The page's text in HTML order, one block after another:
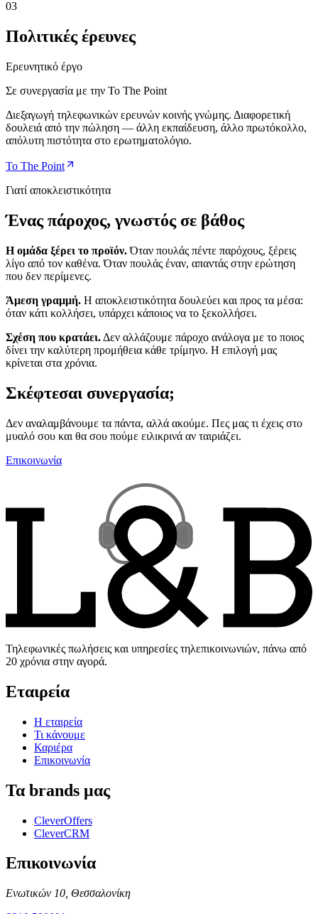
03
Πολιτικές έρευνες
Ερευνητικό έργο
Σε συνεργασία με την To The Point
Διεξαγωγή τηλεφωνικών ερευνών κοινής γνώμης. Διαφορετική
δουλειά από την πώληση — άλλη εκπαίδευση, άλλο πρωτόκολλο,
απόλυτη πιστότητα στο ερωτηματολόγιο.
To The Point
Γιατί αποκλειστικότητα
Ένας πάροχος, γνωστός σε βάθος
Η ομάδα ξέρει το προϊόν.Όταν πουλάς πέντε παρόχους, ξέρεις
λίγο από τον καθένα. Όταν πουλάς έναν, απαντάς στην ερώτηση
που δεν περίμενες.
Άμεση γραμμή. Η αποκλειστικότητα δουλεύει και προς τα μέσα:
όταν κάτι κολλήσει, υπάρχει κάποιος να το ξεκολλήσει.
Σχέση που κρατάει. Δεν αλλάζουμε πάροχο ανάλογα με το ποιος
δίνει την καλύτερη προμήθεια κάθε τρίμηνο. Η επιλογή μας
κρίνεται στα χρόνια.
Σκέφτεσαι συνεργασία;
Δεν αναλαμβάνουμε τα πάντα, αλλά ακούμε. Πες μας τι έχεις στο
μυαλό σου και θα σου πούμε ειλικρινά αν ταιριάζει.
Επικοινωνία
Τηλεφωνικές πωλήσεις και υπηρεσίες τηλεπικοινωνιών, πάνω από
20 χρόνια στην αγορά.
Εταιρεία
Η εταιρεία
Τι κάνουμε
Καριέρα
Επικοινωνία
Τα brands μας
CleverOffers
CleverCRM
Επικοινωνία
Ενωτικών 10, Θεσσαλονίκη